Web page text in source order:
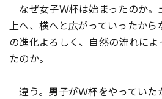
なぜ女子Ｗ杯は始まったのか。
上へ、横へと広がっていったから
の進化よろしく、自然の流れに
たのか。
違う。男子がＷ杯をやっていた